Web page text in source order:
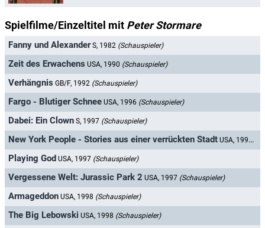
Spielfilme/Einzeltitel mit Peter Stormare
Fanny und Alexander S, 1982 (Schauspieler)
Zeit des Erwachens USA, 1990 (Schauspieler)
Verhängnis GB/F, 1992 (Schauspieler)
Fargo - Blutiger Schnee USA, 1996 (Schauspieler)
Dabei: Ein Clown S, 1997 (Schauspieler)
New York People - Stories aus einer verrückten Stadt USA, 1997
Playing God USA, 1997 (Schauspieler)
Vergessene Welt: Jurassic Park 2 USA, 1997 (Schauspieler)
Armageddon USA, 1998 (Schauspieler)
The Big Lebowski USA, 1998 (Schauspieler)